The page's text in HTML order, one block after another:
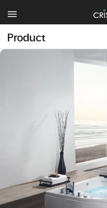
Product